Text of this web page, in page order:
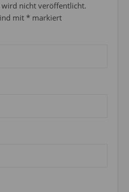
wird nicht veröffentlicht.
mit * markiert